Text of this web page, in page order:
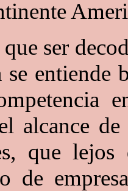
ser
se entiende
alcance
que
de